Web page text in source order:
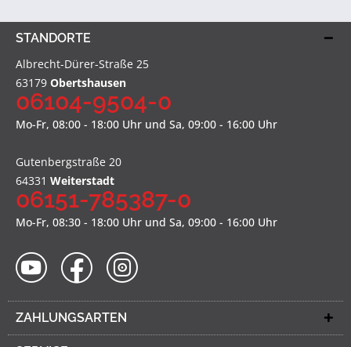
STANDORTE
Albrecht-Dürer-Straße 25
63179 Obertshausen
06104-9504-0
Mo-Fr, 08:00 - 18:00 Uhr und Sa, 09:00 - 16:00 Uhr
Gutenbergstraße 20
64331 Weiterstadt
06151-785387-0
Mo-Fr, 08:30 - 18:00 Uhr und Sa, 09:00 - 16:00 Uhr
ZAHLUNGSARTEN